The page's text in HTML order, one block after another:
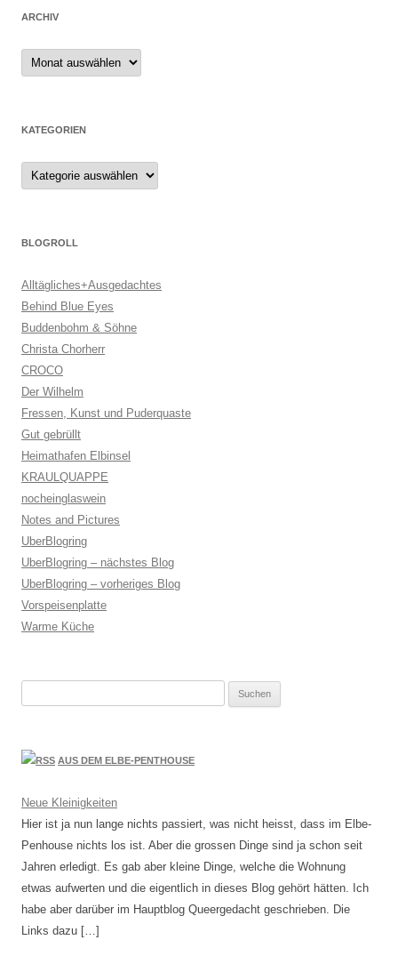
ARCHIV
Archiv
KATEGORIEN
Kategorien
BLOGROLL
Alltägliches+Ausgedachtes
Behind Blue Eyes
Buddenbohm & Söhne
Christa Chorherr
CROCO
Der Wilhelm
Fressen, Kunst und Puderquaste
Gut gebrüllt
Heimathafen Elbinsel
KRAULQUAPPE
nocheinglaswein
Notes and Pictures
UberBlogring
UberBlogring – nächstes Blog
UberBlogring – vorheriges Blog
Vorspeisenplatte
Warme Küche
AUS DEM ELBE-PENTHOUSE
Neue Kleinigkeiten
Hier ist ja nun lange nichts passiert, was nicht heisst, dass im Elbe-
Penhouse nichts los ist. Aber die grossen Dinge sind ja schon seit
Jahren erledigt. Es gab aber kleine Dinge, welche die Wohnung
etwas aufwerten und die eigentlich in dieses Blog gehört hätten. Ich
habe aber darüber im Hauptblog Queergedacht geschrieben. Die
Links dazu […]